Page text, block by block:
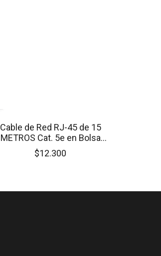
Cable de Red RJ-45 de 15
METROS Cat. 5e en Bolsa
SELLADO
$12.300